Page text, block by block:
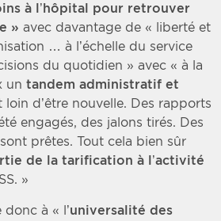
à l’hôpital pour retrouver
» avec davantage de « liberté et
… à l’échelle du service
du quotidien » avec « à la
un tandem administratif et
loin d’être nouvelle. Des rapports
engagés, des jalons tirés. Des
prêtes. Tout cela bien sûr
de la tarification à l’activité
»
donc à « l’universalité des